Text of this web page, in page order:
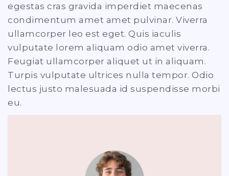
egestas cras gravida imperdiet maecenas
condimentum amet amet pulvinar. Viverra
ullamcorper leo est eget. Quis iaculis
vulputate lorem aliquam odio amet viverra.
Feugiat ullamcorper aliquet ut in aliquam.
Turpis vulputate ultrices nulla tempor. Odio
lectus justo malesuada id suspendisse morbi
eu.